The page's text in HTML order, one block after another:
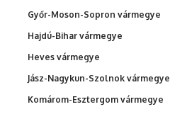
Győr-Moson-Sopron vármegye
Hajdú-Bihar vármegye
Heves vármegye
Jász-Nagykun-Szolnok vármegye
Komárom-Esztergom vármegye